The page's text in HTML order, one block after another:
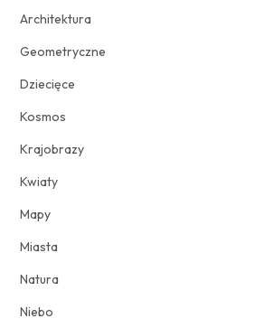
Architektura
Geometryczne
Dziecięce
Kosmos
Krajobrazy
Kwiaty
Mapy
Miasta
Natura
Niebo